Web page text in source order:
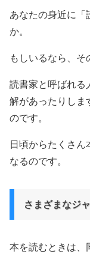
あなたの身近に「
か。
もしいるなら、そ
読書家と呼ばれる
解があったりしま
のです。
日頃からたくさん
なるのです。
さまざまなジ
本を読むときは、